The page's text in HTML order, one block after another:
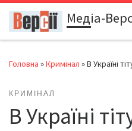
Перейти до вмісту
Медіа-
Головна »Кримінал »В Україні
КРИМІНАЛ
В Україні